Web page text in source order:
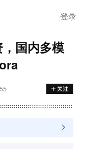
登录
国内多模